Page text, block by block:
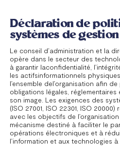
Déclaration de
systèmes de
Le conseil d’administration et la
opère dans le secteur des
à garantir laconfidentialité,
les actifsinformationnels
l’ensemble del’organisation afin
obligations légales,
son image. Les exigences des
(ISO 27001, ISO 22301, ISO
avec les objectifs de
mécanisme destiné à faciliter le
opérations électroniques et à
l’information et aux technologies